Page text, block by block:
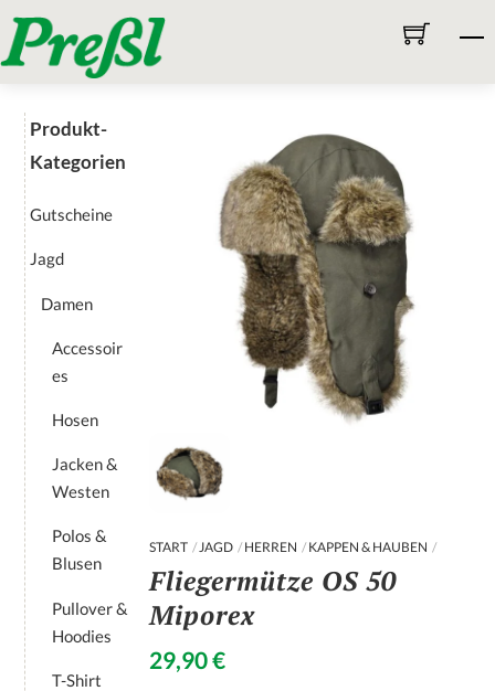
to
content
START JAGD HERREN KAPPEN & HAUBEN
Fliegermütze OS 50
Miporex
29,90€
Produkt-
Kategorien
Gutscheine
Jagd
Damen
Accessoir
es
Hosen
Jacken &
Westen
Polos &
Blusen
Pullover &
Hoodies
T-Shirt